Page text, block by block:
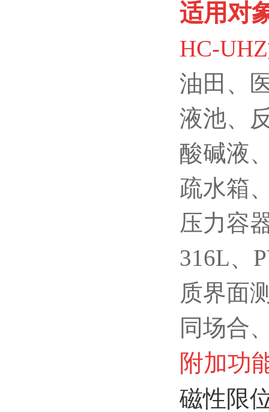
适用对
HC-
油田、
液池、
酸碱液
疏水箱
压力容
316L、
质界面
同场合
附加功
磁性限